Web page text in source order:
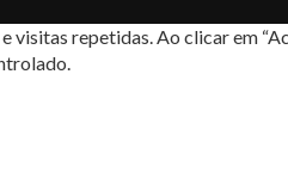
repetidas. Ao clicar em